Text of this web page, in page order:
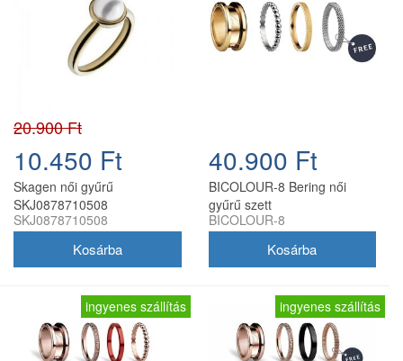
20.900 Ft
10.450 Ft
Skagen női gyűrű
SKJ0878710508
SKJ0878710508
40.900 Ft
BICOLOUR-8 Bering női
gyűrű szett
BICOLOUR-8
ingyenes szállítás ingyenes szállítás